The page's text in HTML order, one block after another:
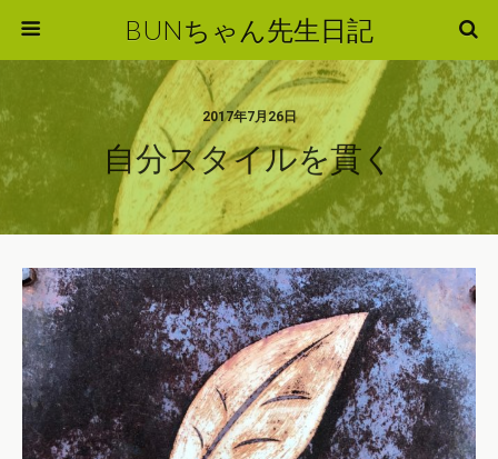
BUNちゃん先生日記
2017年7月26日
自分スタイルを貫く